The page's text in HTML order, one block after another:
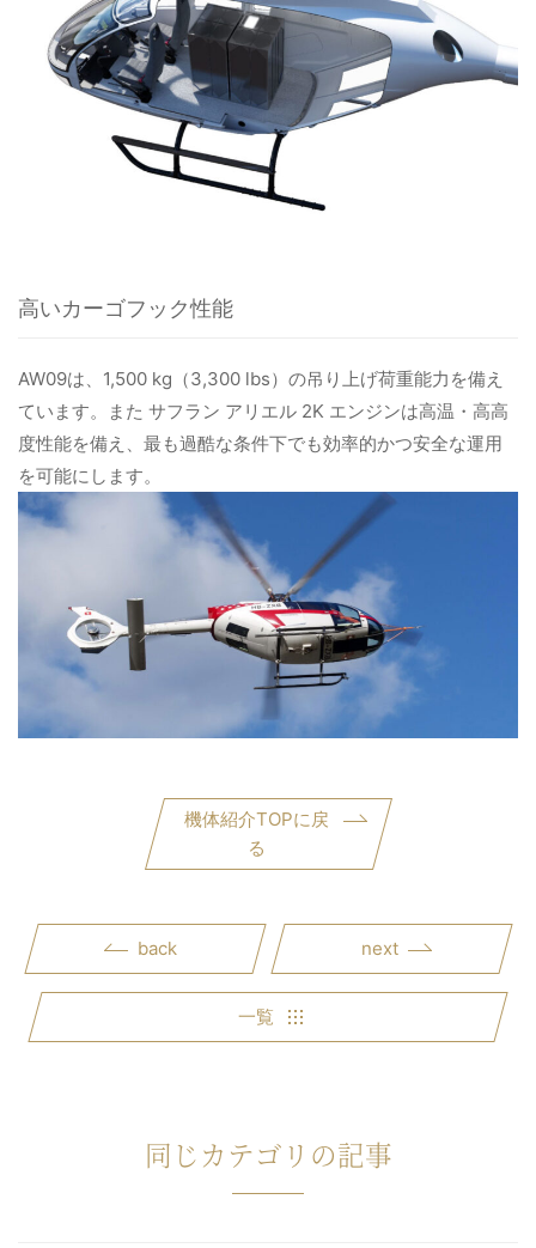
高いカーゴフック性能
AW09は、1,500 kg（3,300 lbs）の吊り上げ荷重能力を備え
ています。また サフラン アリエル 2K エンジンは高温・高高
度性能を備え、最も過酷な条件下でも効率的かつ安全な運用
を可能にします。
機体紹介TOPに戻
る
back next
一覧
同じカテゴリの記事